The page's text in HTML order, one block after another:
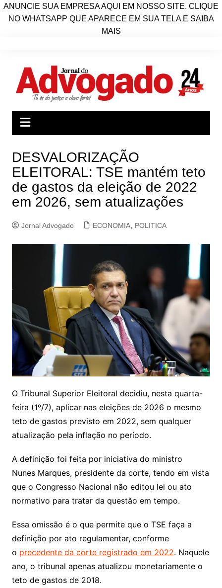
ANUNCIE SUA EMPRESA AQUI EM NOSSO SITE. CLIQUE
NO WHATSAPP QUE APARECE EM SUA TELA E SAIBA
MAIS
conteúdo
DESVALORIZAÇÃO
ELEITORAL: TSE mantém teto
de gastos da eleição de 2022
em 2026, sem atualizações
Jornal Advogado ECONOMIA, POLITICA
O Tribunal Superior Eleitoral decidiu, nesta quarta-
feira (1º/7), aplicar nas eleições de 2026 o mesmo
teto de gastos previsto em 2022, sem qualquer
atualização pela inflação no período.
A definição foi feita por iniciativa do ministro
Nunes Marques, presidente da corte, tendo em vista
que o Congresso Nacional não editou lei ou ato
normativo para tratar da questão em tempo.
Essa omissão é o que permite que o TSE faça a
definição por ato regulamentar, conforme
o precedente da corte registrado em 2022. Naquele
ano, o tribunal apenas atualizou monetariamente o
teto de gastos de 2018.